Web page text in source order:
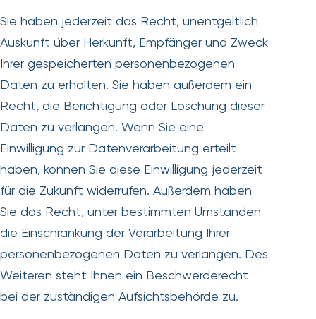
Sie haben jederzeit das Recht, unentgeltlich
Auskunft über Herkunft, Empfänger und Zweck
Ihrer gespeicherten personenbezogenen
Daten zu erhalten. Sie haben außerdem ein
Recht, die Berichtigung oder Löschung dieser
Daten zu verlangen. Wenn Sie eine
Einwilligung zur Datenverarbeitung erteilt
haben, können Sie diese Einwilligung jederzeit
für die Zukunft widerrufen. Außerdem haben
Sie das Recht, unter bestimmten Umständen
die Einschränkung der Verarbeitung Ihrer
personenbezogenen Daten zu verlangen. Des
Weiteren steht Ihnen ein Beschwerderecht
bei der zuständigen Aufsichtsbehörde zu.